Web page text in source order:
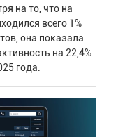
на то, что на
всего 1%
она показала
на 22,4%
года.